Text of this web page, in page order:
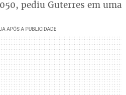
pediu Guterres em uma